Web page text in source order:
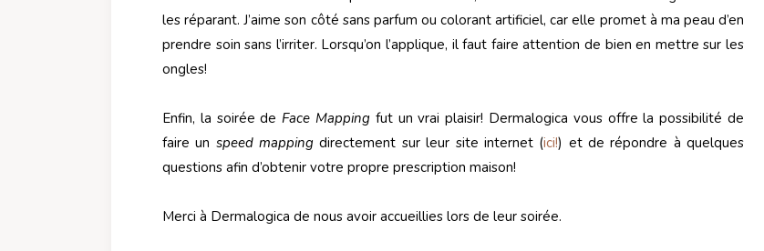
les réparant. J’aime son côté sans parfum ou colorant artificiel, car elle promet à ma peau d’en
prendre soin sans l’irriter. Lorsqu’on l’applique, il faut faire attention de bien en mettre sur les
ongles!
Enfin, la soirée deFace Mapping fut un vrai plaisir! Dermalogica vous offre la possibilité de
faire un speed mapping directement sur leur site internet (ici!) et de répondre à quelques
questions afin d’obtenir votre propre prescription maison!
Merci à Dermalogica de nous avoir accueillies lors de leur soirée.